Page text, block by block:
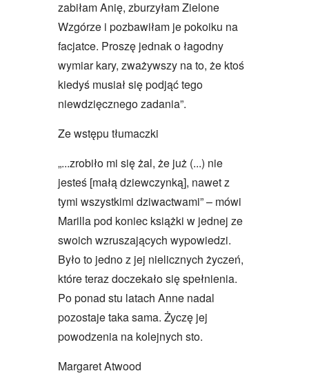
zabiłam Anię, zburzyłam Zielone
Wzgórze i pozbawiłam je pokoiku na
facjatce. Proszę jednak o łagodny
wymiar kary, zważywszy na to, że ktoś
kiedyś musiał się podjąć tego
niewdzięcznego zadania”.
Ze wstępu tłumaczki
„...zrobiło mi się żal, że już (...) nie
jesteś [małą dziewczynką], nawet z
tymi wszystkimi dziwactwami” – mówi
Marilla pod koniec książki w jednej ze
swoich wzruszających wypowiedzi.
Było to jedno z jej nielicznych życzeń,
które teraz doczekało się spełnienia.
Po ponad stu latach Anne nadal
pozostaje taka sama. Życzę jej
powodzenia na kolejnych sto.
Margaret Atwood